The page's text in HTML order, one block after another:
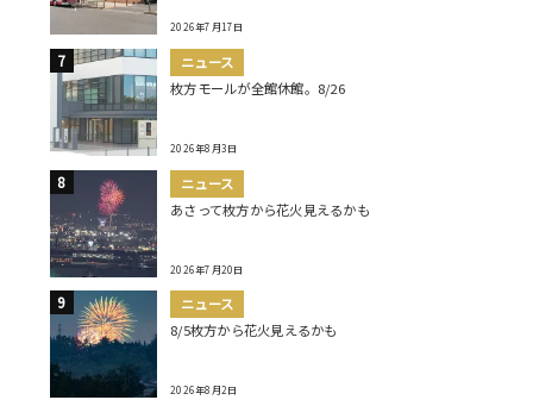
2026年7月17日
ニュース
枚方モールが全館休館。8/26
2026年8月3日
ニュース
あさって枚方から花火見えるかも
2026年7月20日
ニュース
8/5枚方から花火見えるかも
2026年8月2日